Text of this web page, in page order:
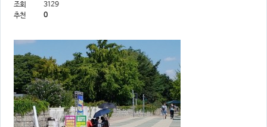
조회
3129
추천
0